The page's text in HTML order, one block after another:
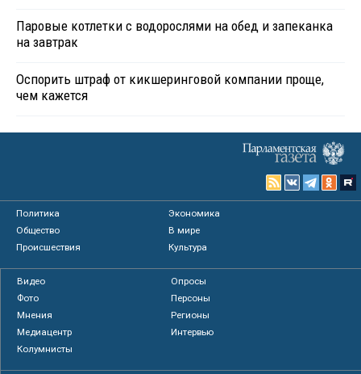
Паровые котлетки с водорослями на обед и запеканка
на завтрак
Оспорить штраф от кикшеринговой компании проще,
чем кажется
Политика
Экономика
Общество
В мире
Происшествия
Культура
Видео
Опросы
Фото
Персоны
Мнения
Регионы
Медиацентр
Интервью
Колумнисты